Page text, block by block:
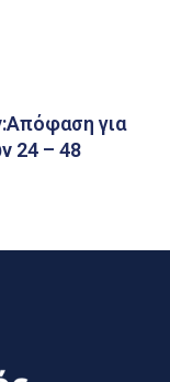
για
24 – 48